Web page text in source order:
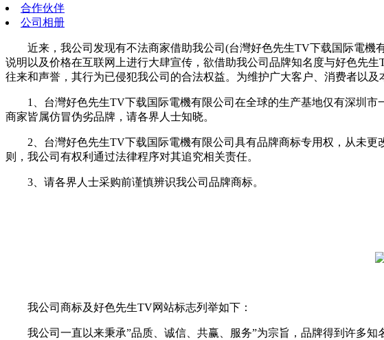
合作伙伴
公司相册
近来，我公司发现有不法商家借助我公司(台灣好色先生TV下载国际電機
说明以及价格在互联网上进行大肆宣传，欲借助我公司品牌知名度与好色先生
往来和声誉，其行为已侵犯我公司的合法权益。为维护广大客户、消费者以及
1、台灣好色先生TV下载国际電機有限公司在全球的生产基地仅有深圳市一
商家皆属仿冒伪劣品牌，请各界人士知晓。
2、台灣好色先生TV下载国际電機有限公司具有品牌商标专用权，从未
则，我公司有权利通过法律程序对其追究相关责任。
3、请各界人士采购前谨慎辨识我公司品牌商标。
我公司商标及好色先生TV网站标志列举如下：
我公司一直以来秉承”品质、诚信、共赢、服务”为宗旨，品牌得到许多